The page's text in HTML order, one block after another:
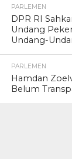
PARLEMEN
DPR RI
Undang
Undang-
PARLEMEN
Hamdan
Belum